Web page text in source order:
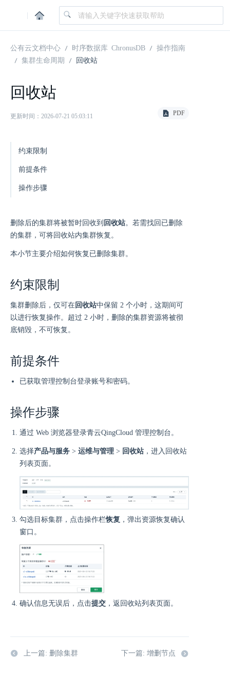
|
公有云文档中心 时序数据库 ChronusDB
操作指南
集群生命周期
回收站
回收站
更新时间：2026-07-21 05:03:11 PDF
约束限制
前提条件
操作步骤
删除后的集群将被暂时回收到 回收站。若需找回已删除
的集群，可将回收站内集群恢复。
本小节主要介绍如何恢复已删除集群。
约束限制
集群删除后，仅可在回收站中保留 2 个小时，这期间可
以进行恢复操作。超过 2 小时，删除的集群资源将被彻
底销毁，不可恢复。
前提条件
已获取管理控制台登录账号和密码。
操作步骤
通过 Web 浏览器登录青云QingCloud 管理控制台。
选择产品与服务 > 运维与管理 > 回收站 ，进入回收站
列表页面。
勾选目标集群，点击操作栏恢复 ，弹出资源恢复确认
窗口。
确认信息无误后，点击提交 ，返回收站列表页面。
上一篇: 删除集群 下一篇: 增删节点